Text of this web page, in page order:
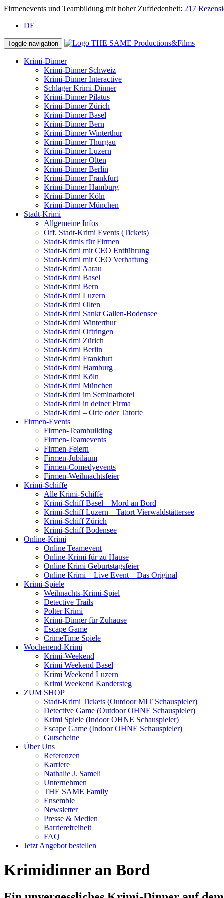
Firmenevents und Teambildung mit hoher Zufriedenheit: 217
DE
Toggle navigation
Krimi-Dinner
Krimi-Dinner Schweiz
Krimi-Dinner Interactive
Schlager Krimi-Dinner
Krimi-Dinner Pilatus
Krimi-Dinner Zürich
Krimi-Dinner Basel
Krimi-Dinner Bern
Krimi-Dinner Winterthur
Krimi-Dinner Thurgau
Krimi-Dinner Luzern
Krimi-Dinner Olten
Krimi-Dinner Berlin
Krimi-Dinner Frankfurt
Krimi-Dinner Hamburg
Krimi-Dinner Köln
Krimi-Dinner München
Stadt-Krimi
Allgemeine Infos
Öff. Stadt-Krimi Events (Tickets)
Stadt-Krimis für Firmen
Stadt-Krimi mit CEO Entführung
Stadt-Krimi mit CEO Verhaftung
Stadt-Krimi Aarau
Stadt-Krimi Basel
Stadt-Krimi Bern
Stadt-Krimi Luzern
Stadt-Krimi Olten
Stadt-Krimi Sankt Gallen-Bodensee
Stadt-Krimi Winterthur
Stadt-Krimi Oftringen
Stadt-Krimi Zürich
Stadt-Krimi Berlin
Stadt-Krimi Frankfurt
Stadt-Krimi Hamburg
Stadt-Krimi Köln
Stadt-Krimi München
Stadt-Krimi im Seminarhotel
Stadt-Krimi in deiner Firma
Stadt-Krimi – Orte oder Tatorte
Firmen-Events
Firmen-Teambuilding
Firmen-Teamevents
Firmen-Feiern
Firmen-Jubiläum
Firmen-Comedyevents
Firmen-Weihnachtsfeier
Krimi-Schiffe
Alle Krimi-Schiffe
Krimi-Schiff Basel – Mord an Bord
Krimi-Schiff Luzern – Tatort Vierwaldstättersee
Krimi-Schiff Zürich
Krimi-Schiff Bodensee
Online-Krimi
Online Teamevent
Online-Krimi für zu Hause
Online Krimi Geburtstagsfeier
Online Krimi – Live Event – Das Original
Krimi-Spiele
Weihnachts-Krimi-Spiel
Detective Trails
Polter Krimi
Krimi-Dinner für Zuhause
Escape Game
CrimeTime Spiele
Wochenend-Krimi
Krimi-Weekend
Krimi Weekend Basel
Krimi Weekend Luzern
Krimi Weekend Kandersteg
ZUM SHOP
Stadt-Krimi Tickets (Outdoor MIT Schauspieler)
Detective Game (Outdoor OHNE Schauspieler)
Krimi Spiele (Indoor OHNE Schauspieler)
⁠⁠Escape Game (Indoor OHNE Schauspieler)
Gutscheine
Über Uns
Referenzen
Karriere
Nathalie J. Sameli
Unternehmen
THE SAME Family
Ensemble
Newsletter
Presse & Medien
Barrierefreiheit
FAQ
Jetzt Angebot bestellen
Krimidinner an Bord